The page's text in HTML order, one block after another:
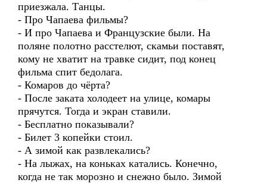
приезжала. Танцы.
- Про Чапаева фильмы?
- И про Чапаева и Французские были. На
поляне полотно расстелют, скамьи поставят,
кому не хватит на травке сидит, под конец
фильма спит бедолага.
- Комаров до чёрта?
- После заката холодеет на улице, комары
прячутся. Тогда и экран ставили.
- Бесплатно показывали?
- Билет 3 копейки стоил.
- А зимой как развлекались?
- На лыжах, на коньках катались. Конечно,
когда не так морозно и снежно было. Зимой